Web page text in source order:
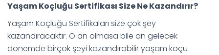
Yaşam Koçluğu Sertifikası Size Ne Kazandırır?
Yaşam Koçluğu Sertifikaları size çok şey
kazandıracaktır. O an olmasa bile an gelecek
dönemde birçok şeyi kazandırabilir yaşam koçu